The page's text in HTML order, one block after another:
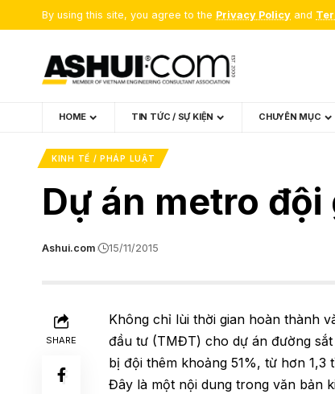
By using this site, you agree to the Privacy Policy and
HOME TIN TỨC / SỰ KIỆN CHUYÊN MỤC
KINH TẾ / PHÁP LUẬT
Dự án metro đội
Ashui.com 15/11/2015
SHARE
Không chỉ lùi thời gian hoàn thành
đầu tư (TMĐT) cho dự án đường
bị đội thêm khoảng 51%, từ hơn 1,3
Đây là một nội dung trong văn bản